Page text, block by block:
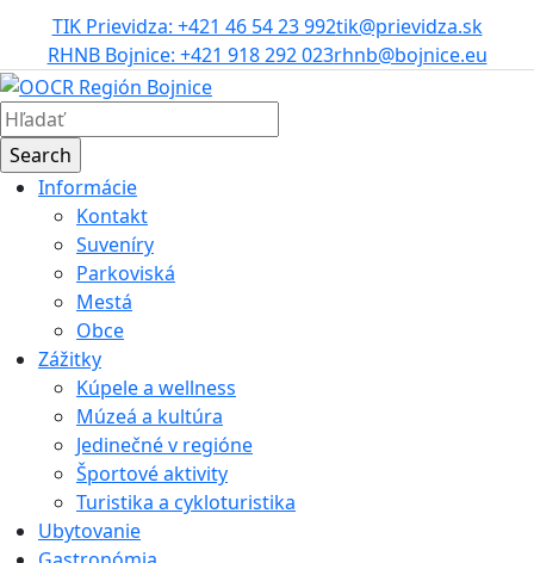
TIK Prievidza: +421 46 54 23 992tik@prievidza.sk
RHNB Bojnice: +421 918 292 023rhnb@bojnice.eu
Informácie
Kontakt
Suveníry
Parkoviská
Mestá
Obce
Zážitky
Kúpele a wellness
Múzeá a kultúra
Jedinečné v regióne
Športové aktivity
Turistika a cykloturistika
Ubytovanie